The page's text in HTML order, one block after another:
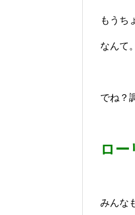
もうち
なんて。
でね？
ロー
みんな